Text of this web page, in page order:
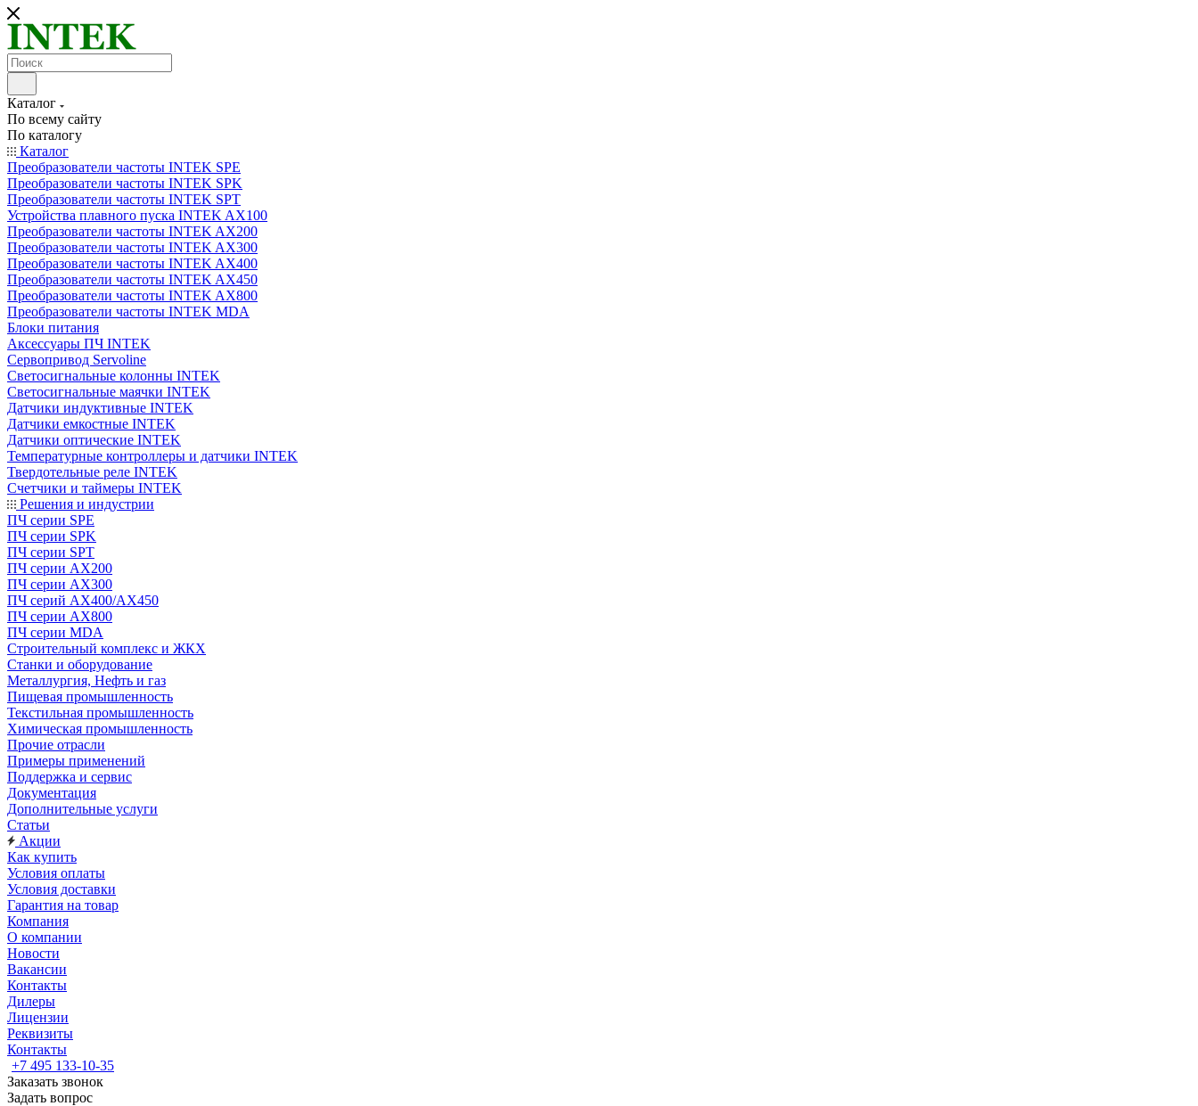
Каталог
По всему сайту
По каталогу
Каталог
Преобразователи частоты INTEK SPE
Преобразователи частоты INTEK SPK
Преобразователи частоты INTEK SPT
Устройства плавного пуска INTEK AX100
Преобразователи частоты INTEK AX200
Преобразователи частоты INTEK AX300
Преобразователи частоты INTEK AX400
Преобразователи частоты INTEK AX450
Преобразователи частоты INTEK AX800
Преобразователи частоты INTEK MDA
Блоки питания
Аксессуары ПЧ INTEK
Сервопривод Servoline
Светосигнальные колонны INTEK
Светосигнальные маячки INTEK
Датчики индуктивные INTEK
Датчики емкостные INTEK
Датчики оптические INTEK
Температурные контроллеры и датчики INTEK
Твердотельные реле INTEK
Счетчики и таймеры INTEK
Решения и индустрии
ПЧ серии SPE
ПЧ серии SPK
ПЧ серии SPT
ПЧ серии AX200
ПЧ серии AX300
ПЧ серий AX400/AX450
ПЧ серии AX800
ПЧ серии MDA
Строительный комплекс и ЖКХ
Станки и оборудование
Металлургия, Нефть и газ
Пищевая промышленность
Текстильная промышленность
Химическая промышленность
Прочие отрасли
Примеры применений
Поддержка и сервис
Документация
Дополнительные услуги
Статьи
Акции
Как купить
Условия оплаты
Условия доставки
Гарантия на товар
Компания
О компании
Новости
Вакансии
Контакты
Дилеры
Лицензии
Реквизиты
Контакты
+7 495 133-10-35
Заказать звонок
Задать вопрос